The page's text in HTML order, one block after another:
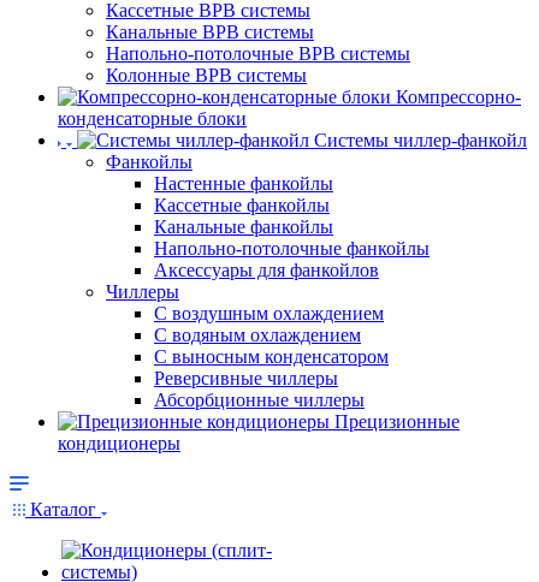
Кассетные ВРВ системы
Канальные ВРВ системы
Напольно-потолочные ВРВ системы
Колонные ВРВ системы
Компрессорно-
конденсаторные блоки
Системы чиллер-фанкойл
Фанкойлы
Настенные фанкойлы
Кассетные фанкойлы
Канальные фанкойлы
Напольно-потолочные фанкойлы
Аксессуары для фанкойлов
Чиллеры
С воздушным охлаждением
С водяным охлаждением
С выносным конденсатором
Реверсивные чиллеры
Абсорбционные чиллеры
Прецизионные
кондиционеры
Каталог